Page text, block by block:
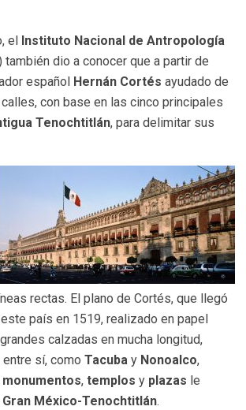
el
Instituto Nacional de Antropología
también dio a conocer que a partir de
español
Hernán Cortés ayudado de
con base en las cinco principales
Tenochtitlán, para delimitar sus
rectas. El plano de Cortés, que llegó
país en 1519, realizado en papel
calzadas en mucha longitud,
sí, como Tacuba y Nonoalco,
monumentos, templos y plazas le
Gran México-Tenochtitlán.